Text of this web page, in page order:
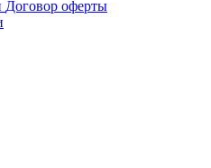
Договор оферты